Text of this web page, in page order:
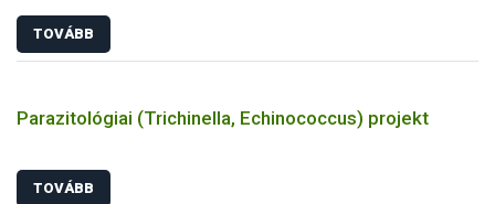
TOVÁBB
Parazitológiai (Trichinella, Echinococcus) projekt
TOVÁBB